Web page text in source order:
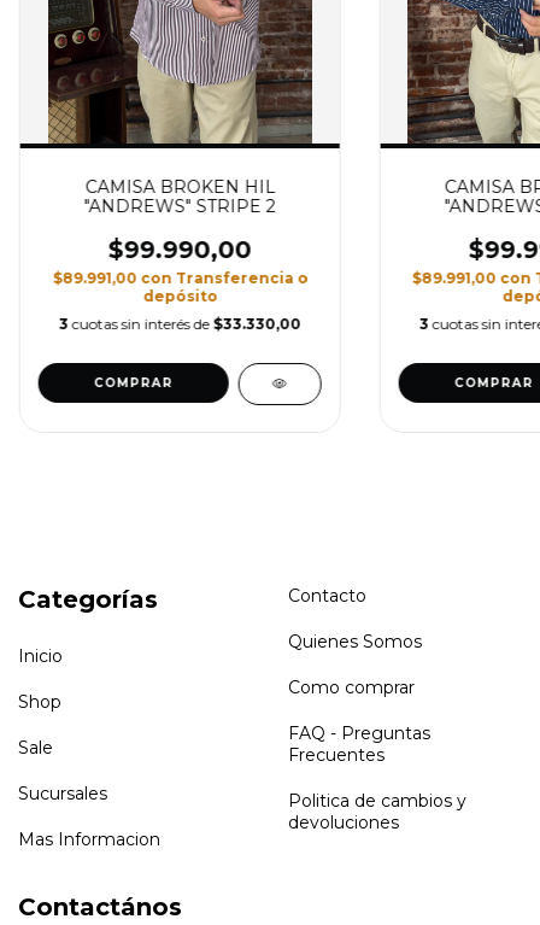
CAMISA BROKEN HIL
"ANDREWS" STRIPE 2
$99.990,00
$89.991,00 con Transferencia o
depósito
3 cuotas sin interés de $33.330,00
COMPRAR
CAMISA
$89.991,00 con
3 cuotas sin
COMPRAR
Categorías
Inicio
Shop
Sale
Sucursales
Mas Informacion
Contacto
Quienes Somos
Como comprar
FAQ - Preguntas
Frecuentes
Politica de cambios y
devoluciones
Contactános